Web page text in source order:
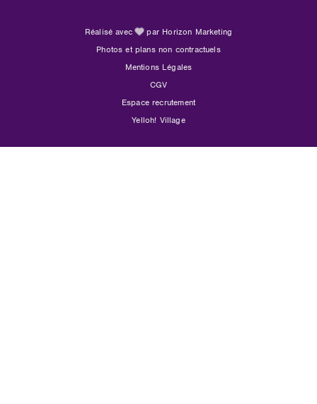
Réalisé avec
par Horizon Marketing
Photos et plans non contractuels
Mentions Légales
CGV
Espace recrutement
Yelloh! Village